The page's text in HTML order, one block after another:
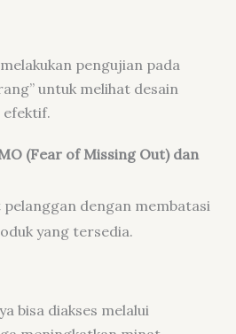
pengujian pada
untuk melihat desain
efektif.
(Fear of Missing Out) dan
dengan membatasi
yang tersedia.
bisa diakses melalui